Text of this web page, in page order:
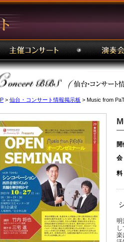
> 仙台・コンサート情報掲示板 > Music from
明
楽